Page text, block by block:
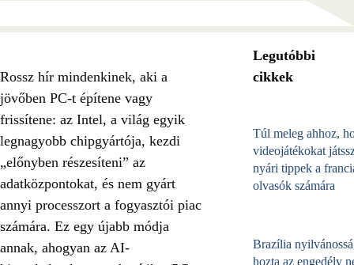
Rossz hír mindenkinek, aki a
jövőben PC-t építene vagy
frissítene: az Intel, a világ egyik
legnagyobb chipgyártója, kezdi
„előnyben részesíteni” az
adatközpontokat, és nem gyárt
annyi processzort a fogyasztói piac
számára. Ez egy újabb módja
annak, ahogyan az AI-
Legutóbbi
cikkek
Túl meleg ahhoz,
videojátékokat
nyári tippek a
olvasók számára
Brazília
hozta az engedély